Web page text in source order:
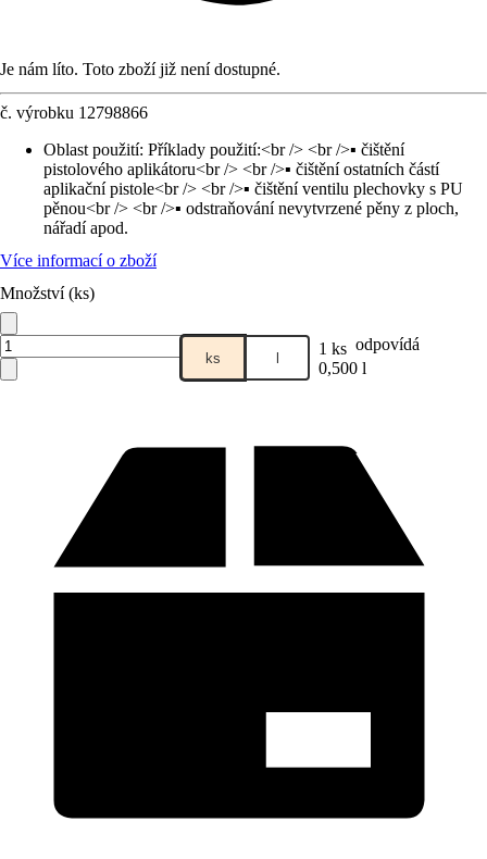
Je nám líto. Toto zboží již není dostupné.
č. výrobku 12798866
Oblast použití: Příklady použití:<br /> <br />▪ čištění
pistolového aplikátoru<br /> <br />▪ čištění ostatních částí
aplikační pistole<br /> <br />▪ čištění ventilu plechovky s PU
pěnou<br /> <br />▪ odstraňování nevytvrzené pěny z ploch,
nářadí apod.
Více informací o zboží
Množství (ks)
ks l 1 ks odpovídá
0,500 l